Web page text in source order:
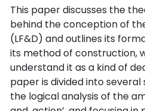
This paper discusses the
behind the conception of
(LF&D) and outlines its
its method of construction,
understand it as a kind of
paper is divided into
the logical analysis of the